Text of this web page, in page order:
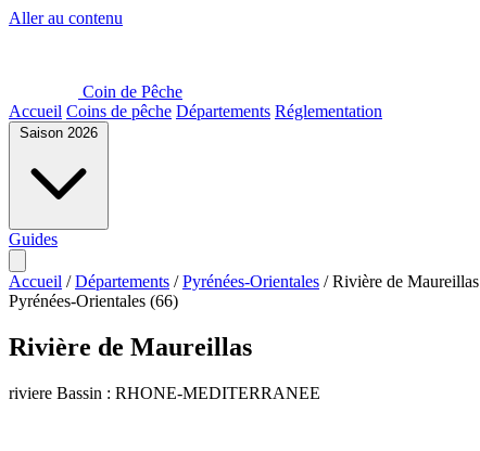
Aller au contenu
Coin de Pêche
Accueil Coins de pêche Départements Réglementation
Saison 2026
Guides
Accueil / Départements / Pyrénées-Orientales / Rivière de Maureillas
Pyrénées-Orientales (66)
Rivière de Maureillas
riviere Bassin : RHONE-MEDITERRANEE